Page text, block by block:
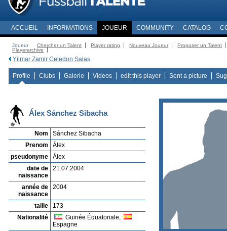
ACCUEIL INFORMATIONS JOUEUR COMMUNITY CATALOG
Joueur Chercher un Talent Player rating Nouveau Joueur
Proposer un Talent
Playerarchive
Yilmar Zamir Celedon Salas
Profile Clubs Galerie Videos edit this player Sent a picture
Álex Sánchez Sibacha
Nom
Sánchez Sibacha
Prenom
Álex
pseudonyme
Álex
date de
naissance
21.07.2004
année de
naissance
2004
taille
173
Nationalité
Guinée Équatoriale,
Espagne